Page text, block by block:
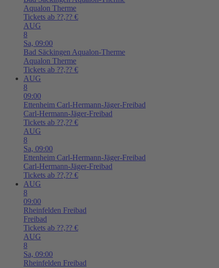
Aqualon Therme
Tickets ab ??,?? €
AUG
8
Sa, 09:00
Bad Säckingen Aqualon-Therme
Aqualon Therme
Tickets ab ??,?? €
AUG
8
09:00
Ettenheim Carl-Hermann-Jäger-Freibad
Carl-Hermann-Jäger-Freibad
Tickets ab ??,?? €
AUG
8
Sa, 09:00
Ettenheim Carl-Hermann-Jäger-Freibad
Carl-Hermann-Jäger-Freibad
Tickets ab ??,?? €
AUG
8
09:00
Rheinfelden Freibad
Freibad
Tickets ab ??,?? €
AUG
8
Sa, 09:00
Rheinfelden Freibad